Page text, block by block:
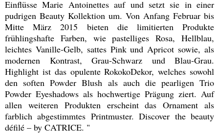
Einflüsse Marie Antoinettes auf und setzt sie in einer
pudrigen Beauty Kollektion um. Von Anfang Februar bis
Mitte März 2015 bieten die limitierten Produkte
frühlingshafte Farben, wie pastelliges Rosa, Hellblau,
leichtes Vanille-Gelb, sattes Pink und Apricot sowie, als
modernen Kontrast, Grau-Schwarz und Blau-Grau.
Highlight ist das opulente RokokoDekor, welches sowohl
den soften Powder Blush als auch die pearligen Trio
Powder Eyeshadows als hochwertige Prägung ziert. Auf
allen weiteren Produkten erscheint das Ornament als
farblich abgestimmtes Printmuster. Discover the beauty
défilé – by CATRICE. "